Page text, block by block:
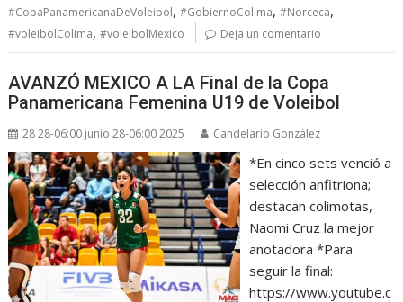
#CopaPanamericanaDeVoleibol,#GobiernoColima,#Norceca,
#voleibolColima,#voleibolMexico Deja un comentario
AVANZÓ MEXICO A LA Final de la Copa
Panamericana Femenina U19 de Voleibol
28 28-06:00 junio 28-06:00 2025 Candelario González
*En cinco sets venció a
selección anfitriona;
destacan colimotas,
Naomi Cruz la mejor
anotadora *Para
seguir la final:
https://www.youtube.c